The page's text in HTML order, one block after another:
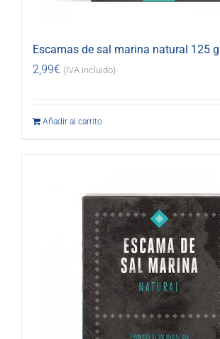
Escamas de sal marina natural 125 g
2,99€ (IVA incluido)
Añadir al carrito